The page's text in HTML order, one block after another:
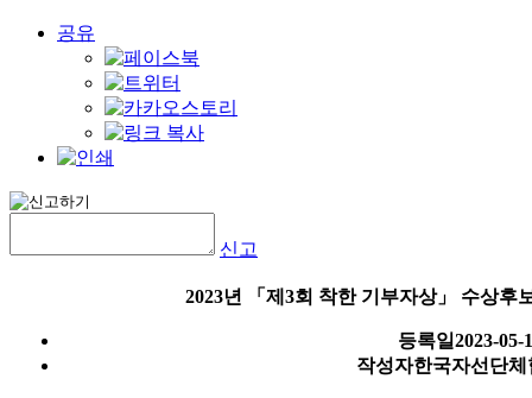
공유
신고
2023년 「제3회 착한 기부자상」 수상후
등록일2023-05-
작성자한국자선단체